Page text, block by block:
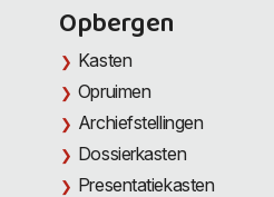
Opbergen
Kasten
Opruimen
Archiefstellingen
Dossierkasten
Presentatiekasten